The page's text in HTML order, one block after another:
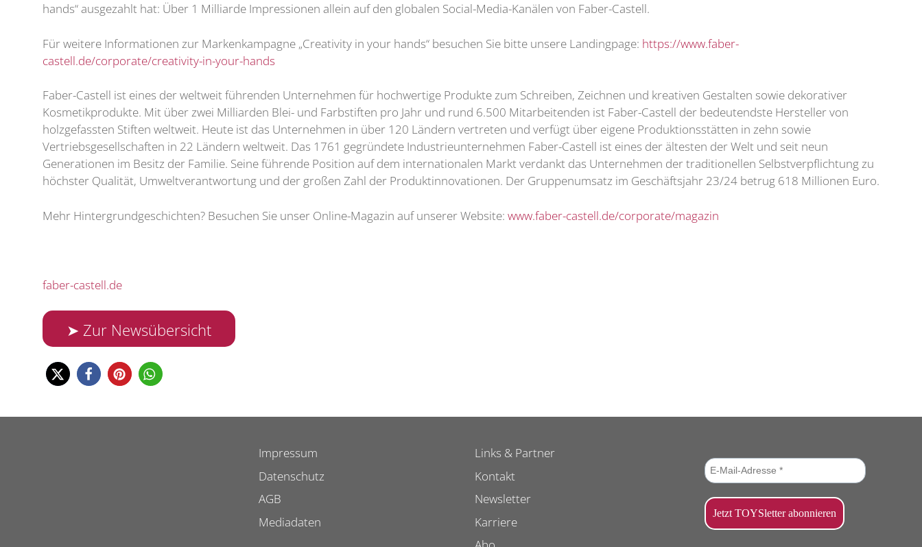
hands“ ausgezahlt hat: Über 1 Milliarde Impressionen allein auf den globalen Social-Media-Kanälen von Faber-Castell.
Für weitere Informationen zur Markenkampagne „Creativity in your hands“ besuchen Sie bitte unsere Landingpage: https://www.faber-
castell.de/corporate/creativity-in-your-hands
Faber-Castell ist eines der weltweit führenden Unternehmen für hochwertige Produkte zum Schreiben, Zeichnen und kreativen Gestalten sowie dekorativer
Kosmetikprodukte. Mit über zwei Milliarden Blei- und Farbstiften pro Jahr und rund 6.500 Mitarbeitenden ist Faber-Castell der bedeutendste Hersteller von
holzgefassten Stiften weltweit. Heute ist das Unternehmen in über 120 Ländern vertreten und verfügt über eigene Produktionsstätten in zehn sowie
Vertriebsgesellschaften in 22 Ländern weltweit. Das 1761 gegründete Industrieunternehmen Faber-Castell ist eines der ältesten der Welt und seit neun
Generationen im Besitz der Familie. Seine führende Position auf dem internationalen Markt verdankt das Unternehmen der traditionellen Selbstverpflichtung zu
höchster Qualität, Umweltverantwortung und der großen Zahl der Produktinnovationen. Der Gruppenumsatz im Geschäftsjahr 23/24 betrug 618 Millionen Euro.
Mehr Hintergrundgeschichten? Besuchen Sie unser Online-Magazin auf unserer Website: www.faber-castell.de/corporate/magazin
faber-castell.de
➤ Zur Newsübersicht
Impressum
Datenschutz
AGB
Mediadaten
Links & Partner
Kontakt
Newsletter
Karriere